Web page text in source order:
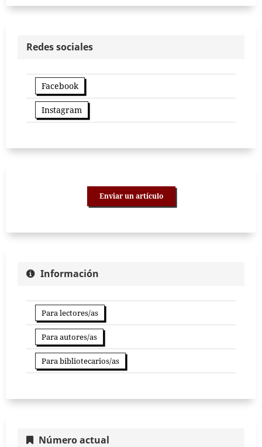
Redes sociales
Facebook
Instagram
Enviar un artículo
Información
Para lectores/as
Para autores/as
Para bibliotecarios/as
Número actual